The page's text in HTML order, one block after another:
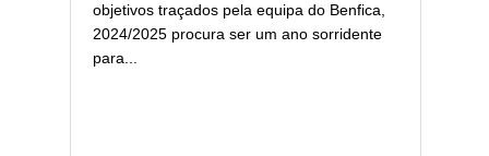
objetivos traçados pela equipa do Benfica,
2024/2025 procura ser um ano sorridente
para...